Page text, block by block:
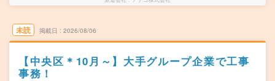
未読 掲載日 2026/08/06
【中央区＊10月～】大手グループ企業で工事
事務！